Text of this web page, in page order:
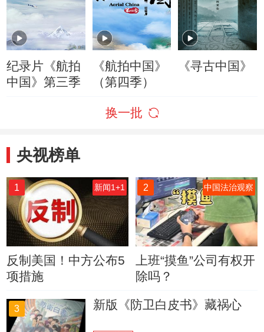
纪录片《航拍
中国》第三季
《航拍中国》
（第四季）
《寻古中国》
换一批
央视榜单
1 新闻1+1
反制美国！中方公布5
项措施
2 中国法治观察
上班“摸鱼”公司有权开
除吗？
3 新版《防卫白皮书》藏祸心